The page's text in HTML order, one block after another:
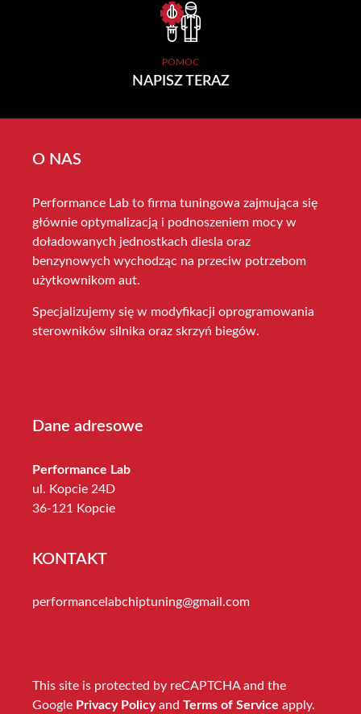
POMOC
NAPISZ TERAZ
O NAS
Performance Lab to firma tuningowa zajmująca się
głównie optymalizacją i podnoszeniem mocy w
doładowanych jednostkach diesla oraz
benzynowych wychodząc na przeciw potrzebom
użytkownikom aut.
Specjalizujemy się w modyfikacji oprogramowania
sterowników silnika oraz skrzyń biegów.
Dane adresowe
Performance Lab
ul. Kopcie 24D
36-121 Kopcie
KONTAKT
performancelabchiptuning@gmail.com
This site is protected by reCAPTCHA and the
Google Privacy Policyand Terms of Service apply.